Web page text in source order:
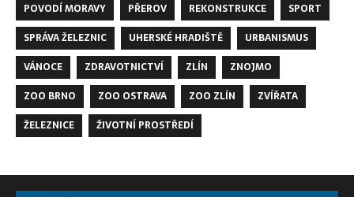
POVODÍ MORAVY
PŘEROV REKONSTRUKCE
SPORT
SPRÁVA ŽELEZNIC
UHERSKÉ HRADIŠTĚ
URBANISMUS
VÁNOCE
ZDRAVOTNICTVÍ ZLÍN
ZNOJMO
ZOO BRNO
ZOO OSTRAVA ZOO ZLÍN
ZVÍŘATA
ŽELEZNICE
ŽIVOTNÍ PROSTŘEDÍ